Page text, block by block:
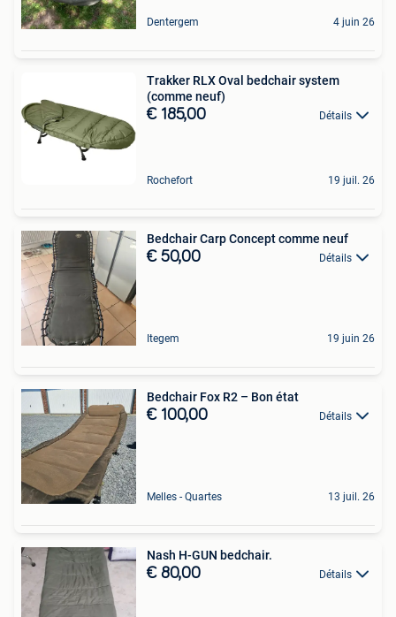
Dentergem 4 juin 26
Trakker RLX Oval bedchair system
(comme neuf)
€ 185,00 Détails
Rochefort 19 juil. 26
Bedchair Carp Concept comme neuf
€ 50,00 Détails
Itegem 19 juin 26
Bedchair Fox R2 – Bon état
€ 100,00 Détails
Melles - Quartes 13 juil. 26
Nash H-GUN bedchair.
€ 80,00 Détails